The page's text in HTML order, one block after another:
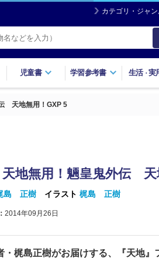
カテゴリ・ジャ
児童書 学習参考書 生活・実
天地無用！GXP 5
天地無用！魎皇鬼外伝 天
島 正樹 イラスト 梶島 正樹
2014年09月26日
・梶島正樹がお届けする、『天地』